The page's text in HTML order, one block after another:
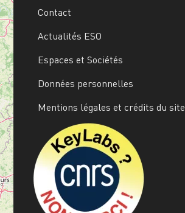
Contact
Actualités ESO
Espaces et Sociétés
Données personnelles
Mentions légales et crédits du site